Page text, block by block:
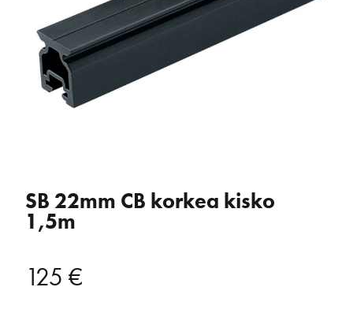
SB 22mm CB korkea kisko
1,5m
125 €